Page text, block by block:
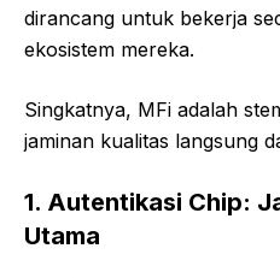
dirancang untuk bekerja
ekosistem mereka.
Singkatnya, MFi adalah
jaminan kualitas langsung
1. Autentikasi Chip:
Utama